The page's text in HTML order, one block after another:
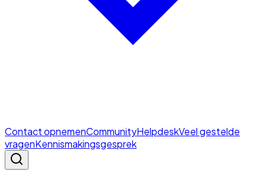
Contact opnemenCommunityHelpdeskVeel gestelde
vragenKennismakingsgesprek